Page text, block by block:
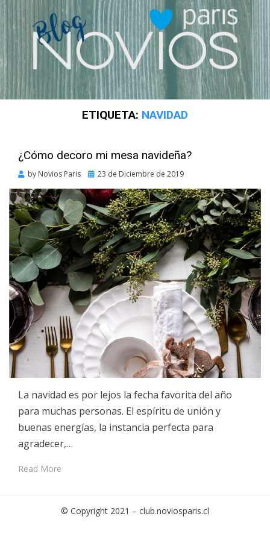
ETIQUETA: NAVIDAD
¿Cómo decoro mi mesa navideña?
by Novios Paris
Posted
23 de Diciembre de 2019
La navidad es por lejos la fecha favorita del año
para muchas personas. El espíritu de unión y
buenas energías, la instancia perfecta para
agradecer,…
Read More
© Copyright 2021 – club.noviosparis.cl